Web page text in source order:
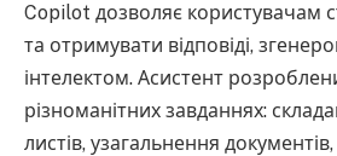
Copilot дозволяє користувачам
та отримувати відповіді,
інтелектом. Асистент
різноманітних завданнях:
листів, узагальнення